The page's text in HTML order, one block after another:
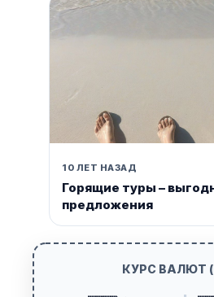
10 ЛЕТ НАЗАД
Горящие туры –
предложения
КУРС ВАЛЮТ